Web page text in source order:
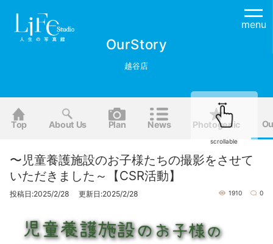
menu
OurStory
越谷店
Top About Us Plan News Photogenic
〜児童養護施設のお子様たちの撮影をさせて
いただきました～【CSR活動】
投稿日:2025/2/28 更新日:2025/2/28 1910 0